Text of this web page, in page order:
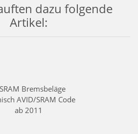
dazu folgende
Artikel: